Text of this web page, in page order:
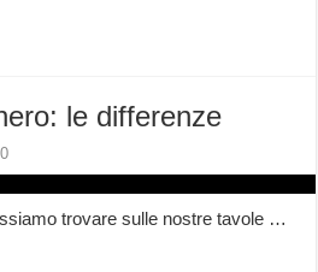
le differenze
0
trovare sulle nostre tavole …